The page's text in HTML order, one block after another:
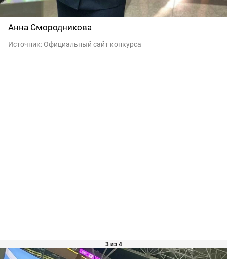
Анна Смородникова
Источник: Официальный сайт конкурса
3 из 4